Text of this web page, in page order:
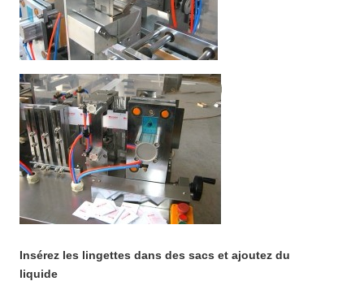
Insérez les lingettes dans des sacs et ajoutez du
liquide